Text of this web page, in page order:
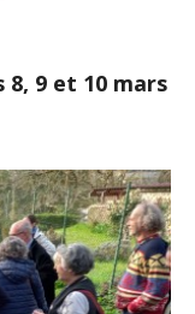
8, 9 et 10 mars